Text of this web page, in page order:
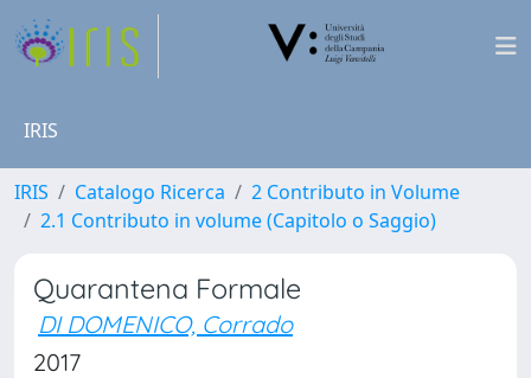
IRIS
IRIS Catalogo Ricerca
2 Contributo in Volume
2.1 Contributo in volume (Capitolo o Saggio)
Quarantena Formale
DI DOMENICO, Corrado
2017